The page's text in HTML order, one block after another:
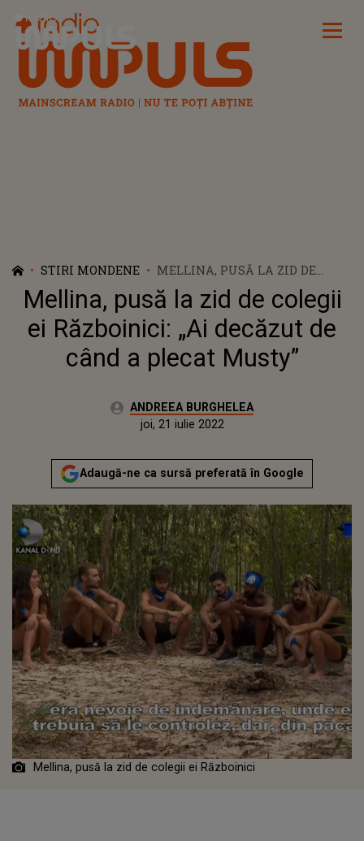
Radio Impuls
STIRI MONDENE
MELLINA, PUSĂ LA ZID DE
COLEGII EI RĂZBOINICI: „AI
DECĂZUT DE CÂND A PLECAT
MUSTY”
Mellina, pusă la zid de colegii
ei Războinici: „Ai decăzut de
când a plecat Musty”
Autor:ANDREEA BURGHELEA
Actualizat:
joi, 21 iulie 2022
Adaugă-ne ca sursă preferată în Google
Mellina, pusă la zid de colegii ei Războinici